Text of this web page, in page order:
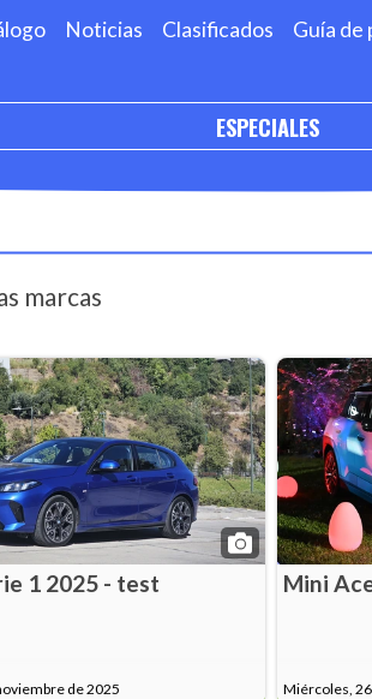
Noticias Clasificados Guía de
ESPECIALES
marcas
1 2025 - test
de 2025
Mini
Miércoles,